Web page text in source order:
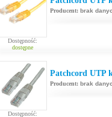
Dostępność:
dostępne
Producent: brak
Dostępność:
Patchcord UTP
Producent: brak